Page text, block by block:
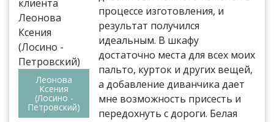
Леонова
Ксения
(Лосино -
Петровский)
процессе изготовления, и
результат получился
идеальным. В шкафу
достаточно места для всех моих
пальто, курток и других вещей,
а добавление диванчика дает
мне возможность присесть и
передохнуть с дороги. Белая